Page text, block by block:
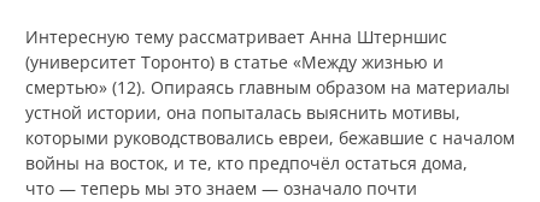
Интересную тему рассматривает Анна Штерншис
(университет Торонто) в статье «Между жизнью и
смертью» (12). Опираясь главным образом на материалы
устной истории, она попыталась выяснить мотивы,
которыми руководствовались евреи, бежавшие с началом
войны на восток, и те, кто предпочёл остаться дома,
что — теперь мы это знаем — означало почти